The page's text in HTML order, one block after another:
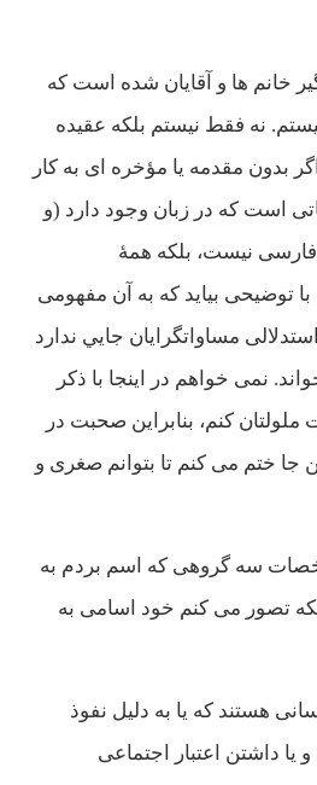
خانم ها و آقايان شده است كه
نه فقط نيستم بلكه عقيده
بدون مقدمه يا مؤخره ای به كار
است كه در زبان وجود دارد (و
نيست، بلكه همۀ
توضيحی بيايد كه به آن مفهومی
مساواتگرايان جايي ندارد
نمی خواهم در اينجا با ذكر
كنم، بنابراين صحبت در
جا ختم می كنم تا بتوانم صغری و
سه گروهی كه اسم بردم به
تصور می كنم خود اسامی به
هستند كه يا به دليل نفوذ
يا داشتن اعتبار اجتماعی